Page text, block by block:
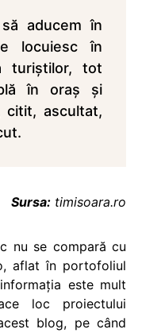
aducem în
locuiesc în
turiştilor, tot
în oraş şi
citit, ascultat,
Sursa: timisoara.ro
nu se compară cu
aflat în portofoliul
este mult
loc proiectului
blog, pe când